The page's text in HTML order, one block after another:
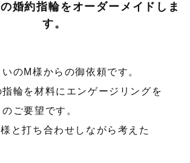
婚約指輪をオーダーメイドしま
す。
のM様からの御依頼です。
輪を材料にエンゲージリングを
ご要望です。
と打ち合わせしながら考えた